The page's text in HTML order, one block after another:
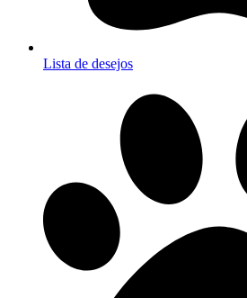
Lista de desejos